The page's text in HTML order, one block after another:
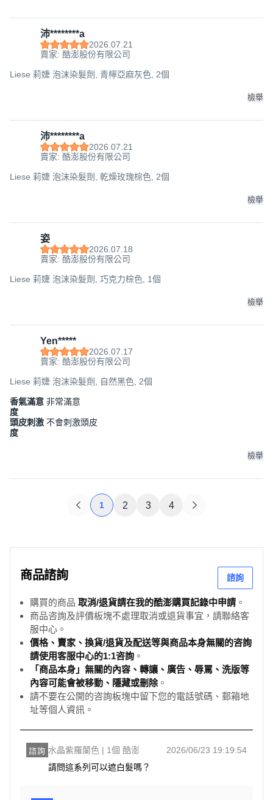
沛********a
2026.07.21
賣家: 酷澎股份有限公司
Liese 莉婕 泡沫染髮劑, 青檸亞麻灰色, 2個
檢舉
沛********a
2026.07.21
賣家: 酷澎股份有限公司
Liese 莉婕 泡沫染髮劑, 乾燥玫瑰棕色, 2個
檢舉
姿
2026.07.18
賣家: 酷澎股份有限公司
Liese 莉婕 泡沫染髮劑, 巧克力棕色, 1個
檢舉
Yen*****
2026.07.17
賣家: 酷澎股份有限公司
Liese 莉婕 泡沫染髮劑, 自然黑色, 2個
香氣滿意
度
非常滿意
頭皮刺激
度
不會刺激頭皮
檢舉
1 2 3 4
商品諮詢 諮詢
購買的商品 取消/退貨請在我的酷澎購買記錄中申請 。
商品咨詢及評價板塊不處理取消或退貨事宜，請聯絡客
服中心。
價格、賣家、換貨/退貨及配送等與商品本身無關的咨詢
請使用客服中心的1:1咨詢 。
「商品本身」無關的內容、轉讓、廣告、辱罵、洗版等
內容可能會被移動、隱藏或刪除。
請不要在公開的咨詢板塊中留下您的電話號碼、郵箱地
址等個人資訊。
諮詢 水晶紫羅蘭色 | 1個 酷澎
2026/06/23 19:19:54
請問這系列可以遮白髮嗎？